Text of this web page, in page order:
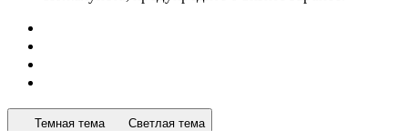
Темная тема Светлая тема